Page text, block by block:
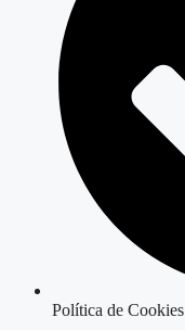
Política de Cookies